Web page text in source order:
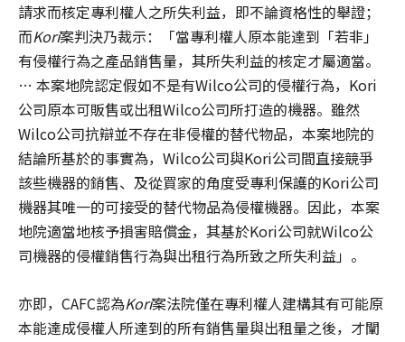
請求而核定專利權人之所失利益，即不論資格性的舉證；
而Kori案判決乃裁示：「當專利權人原本能達到「若非」
有侵權行為之產品銷售量，其所失利益的核定才屬適當。
… 本案地院認定假如不是有Wilco公司的侵權行為，Kori
公司原本可販售或出租Wilco公司所打造的機器。雖然
Wilco公司抗辯並不存在非侵權的替代物品，本案地院的
結論所基於的事實為，Wilco公司與Kori公司間直接競爭
該些機器的銷售、及從買家的角度受專利保護的Kori公司
機器其唯一的可接受的替代物品為侵權機器。因此，本案
地院適當地核予損害賠償金，其基於Kori公司就Wilco公
司機器的侵權銷售行為與出租行為所致之所失利益」。
亦即，CAFC認為Kori案法院僅在專利權人建構其有可能原
本能達成侵權人所達到的所有銷售量與出租量之後，才闡